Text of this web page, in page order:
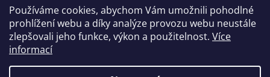
Používáme cookies, abychom Vám umožnili pohodlné
prohlížení webu a díky analýze provozu webu neustále
zlepšovali jeho funkce, výkon a použitelnost. Více
informací
Benefity Pluxee - Sodexo